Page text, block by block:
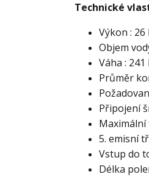
Technické
Výkon : 26
Objem
Váha : 241
Průměr
Připojení
Maximální
5. emisní
Vstup do
Délka